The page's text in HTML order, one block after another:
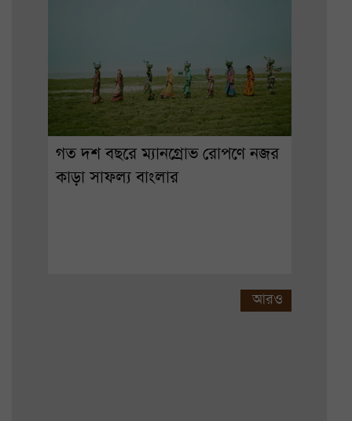
গত দশ বছরে ম্যানগ্রোভ রোপণে নজর
কাড়া সাফল্য বাংলার
আরও